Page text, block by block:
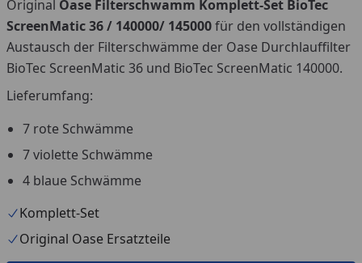
Original Oase Filterschwamm Komplett-Set BioTec
ScreenMatic 36 / 140000/ 145000für den vollständigen
Austausch der Filterschwämme der Oase Durchlauffilter
BioTec ScreenMatic 36 und BioTec ScreenMatic 140000.
Lieferumfang:
7 rote Schwämme
7 violette Schwämme
4 blaue Schwämme
Komplett-Set
Original Oase Ersatzteile